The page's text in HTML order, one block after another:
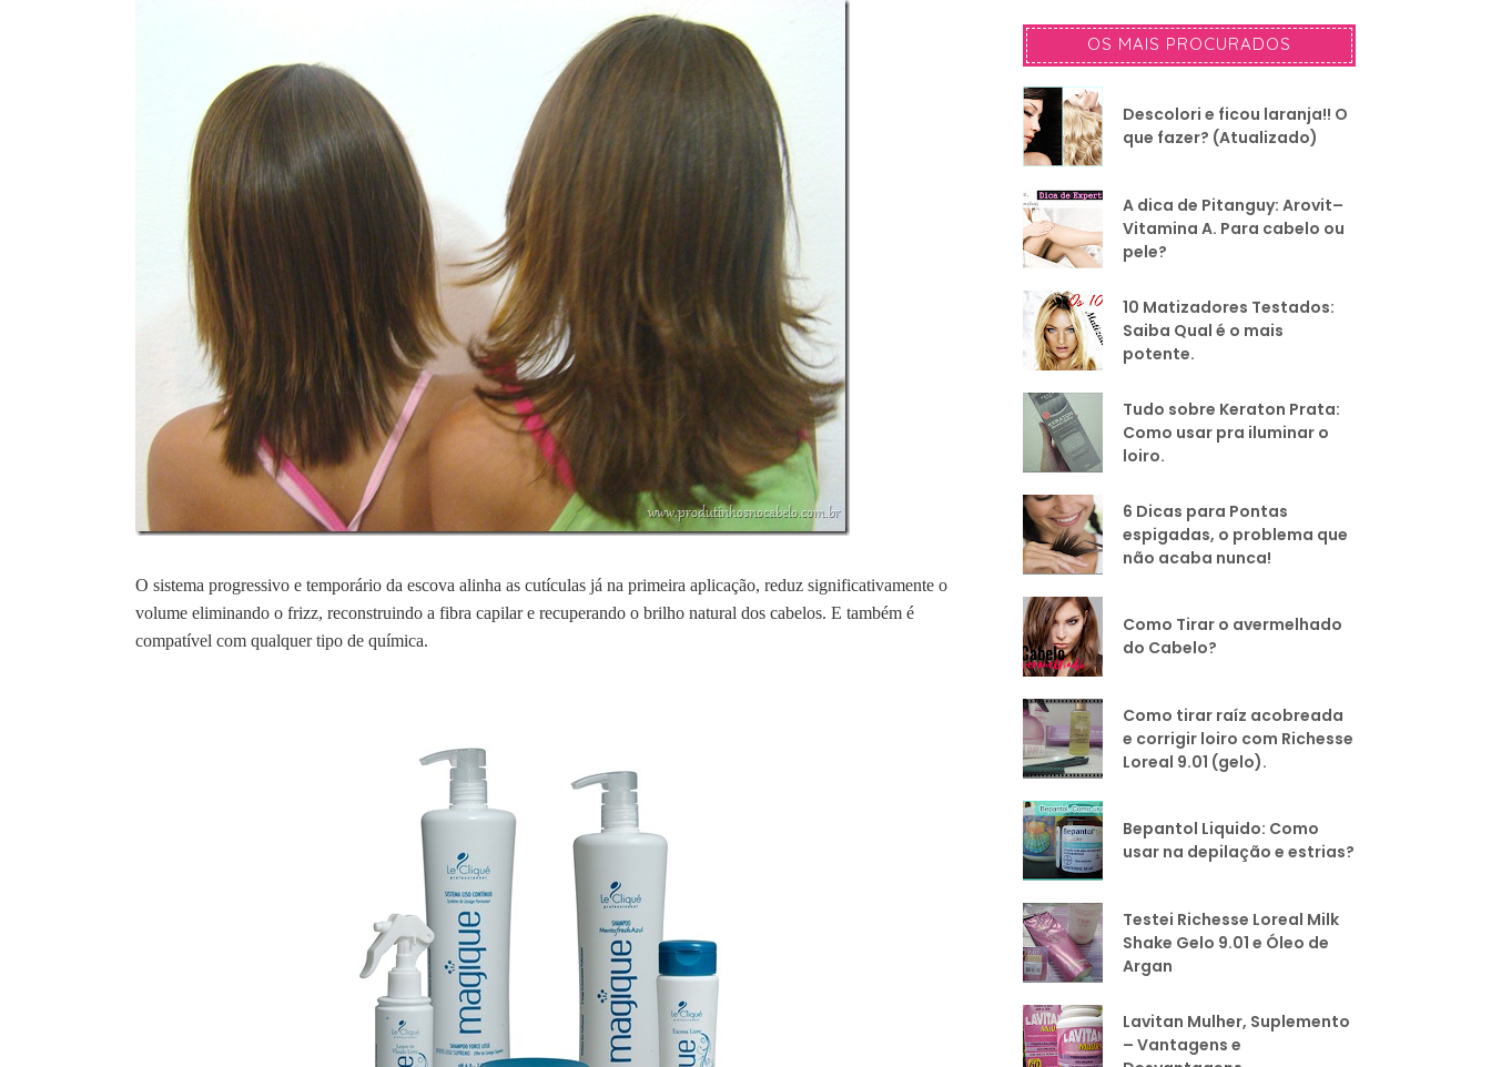
O sistema progressivo e temporário da escova alinha as cutículas já na primeira aplicação, reduz significativamente o
volume eliminando o frizz, reconstruindo a fibra capilar e recuperando o brilho natural dos cabelos. E também é
compatível com qualquer tipo de química.
OS MAIS PROCURADOS
Descolori e ficou laranja!! O
que fazer? (Atualizado)
A dica de Pitanguy: Arovit–
Vitamina A. Para cabelo ou
pele?
10 Matizadores Testados:
Saiba Qual é o mais
potente.
Tudo sobre Keraton Prata:
Como usar pra iluminar o
loiro.
6 Dicas para Pontas
espigadas, o problema que
não acaba nunca!
Como Tirar o avermelhado
do Cabelo?
Como tirar raíz acobreada
e corrigir loiro com Richesse
Loreal 9.01 (gelo).
Bepantol Liquido: Como
usar na depilação e estrias?
Testei Richesse Loreal Milk
Shake Gelo 9.01 e Óleo de
Argan
Lavitan Mulher, Suplemento
– Vantagens e